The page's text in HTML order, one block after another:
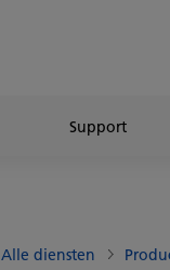
Support
Alle diensten